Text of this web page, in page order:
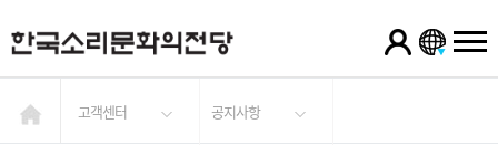
고객센터 공지사항